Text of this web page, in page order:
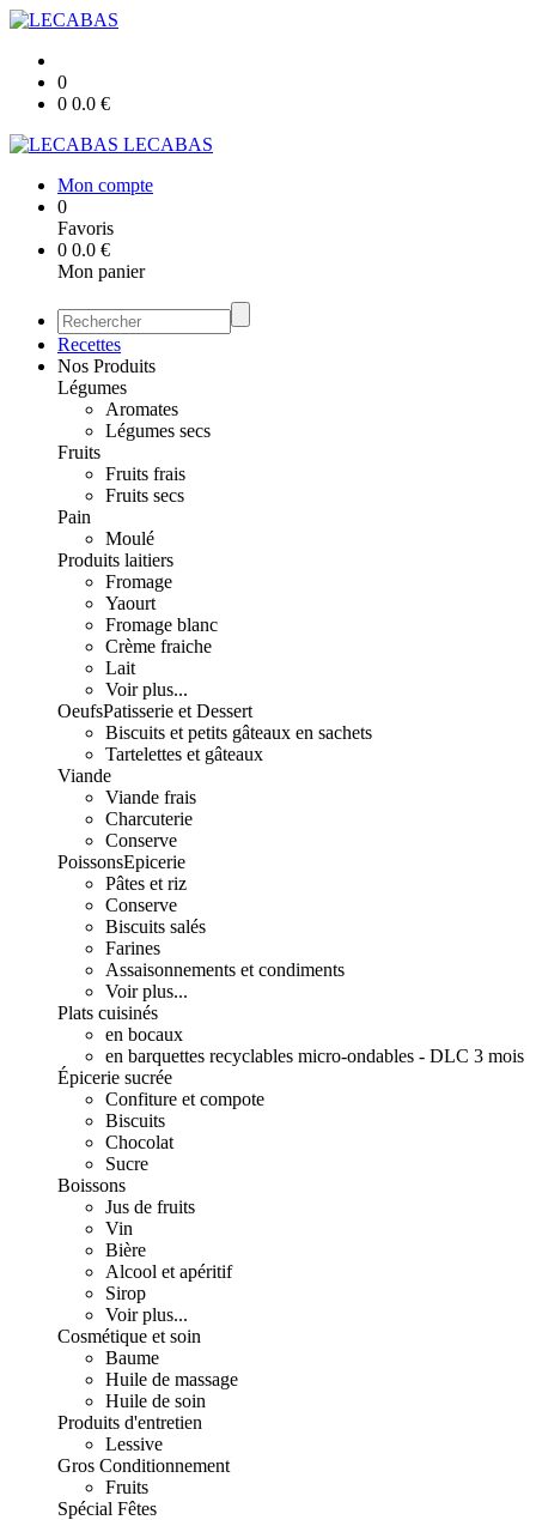
0
0 0.0 €
LECABAS
Mon compte
0
Favoris
0 0.0 €
Mon panier
Recettes
Nos Produits
Légumes
Aromates
Légumes secs
Fruits
Fruits frais
Fruits secs
Pain
Moulé
Produits laitiers
Fromage
Yaourt
Fromage blanc
Crème fraiche
Lait
Voir plus...
OeufsPatisserie et Dessert
Biscuits et petits gâteaux en sachets
Tartelettes et gâteaux
Viande
Viande frais
Charcuterie
Conserve
PoissonsEpicerie
Pâtes et riz
Conserve
Biscuits salés
Farines
Assaisonnements et condiments
Voir plus...
Plats cuisinés
en bocaux
en barquettes recyclables micro-ondables - DLC 3 mois
Épicerie sucrée
Confiture et compote
Biscuits
Chocolat
Sucre
Boissons
Jus de fruits
Vin
Bière
Alcool et apéritif
Sirop
Voir plus...
Cosmétique et soin
Baume
Huile de massage
Huile de soin
Produits d'entretien
Lessive
Gros Conditionnement
Fruits
Spécial Fêtes